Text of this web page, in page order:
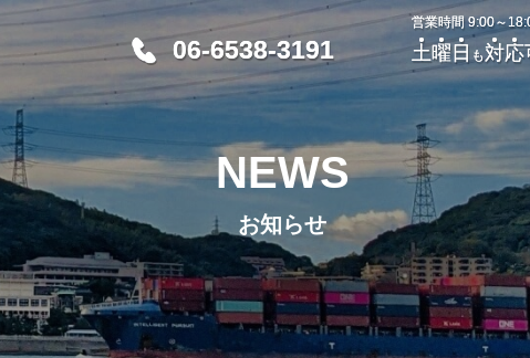
06-6538-3191
営業時間 9:00～
土曜日 も対応
NEWS
お知らせ
06-6538-3191
営業時間 9:00～
土曜日 も対応